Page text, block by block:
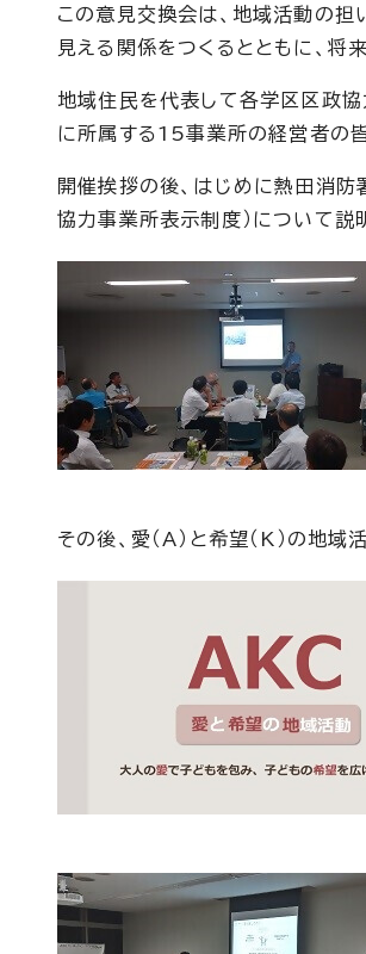
この意見交換会は、地域活動の
見える関係をつくるとともに、将
地域住民を代表して各学区区政
に所属する15事業所の経営者の
開催挨拶の後、はじめに熱田消
協力事業所表示制度）について説
その後、愛（A）と希望（K）の地